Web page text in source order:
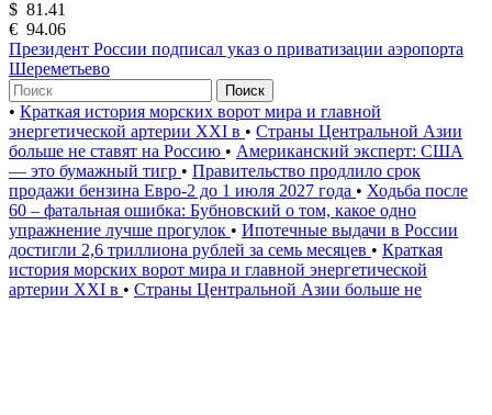
$ 81.41
€ 94.06
Президент России подписал указ о приватизации аэропорта
Шереметьево
Поиск
• Краткая история морских ворот мира и главной
энергетической артерии XXI в • Страны Центральной Азии
больше не ставят на Россию • Американский эксперт: США
— это бумажный тигр • Правительство продлило срок
продажи бензина Евро-2 до 1 июля 2027 года • Ходьба после
60 – фатальная ошибка: Бубновский о том, какое одно
упражнение лучше прогулок • Ипотечные выдачи в России
достигли 2,6 триллиона рублей за семь месяцев • Краткая
история морских ворот мира и главной энергетической
артерии XXI в • Страны Центральной Азии больше не